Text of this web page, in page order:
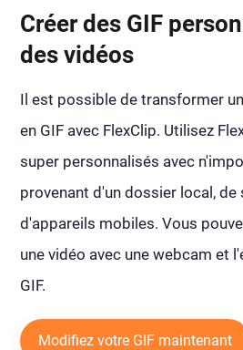
Créer des GIF
des vidéos
Il est possible de transformer
en GIF avec FlexClip. Utilisez
super personnalisés avec
provenant d'un dossier local, de
d'appareils mobiles. Vous
une vidéo avec une webcam et
GIF.
Modifiez votre GIF maintenant